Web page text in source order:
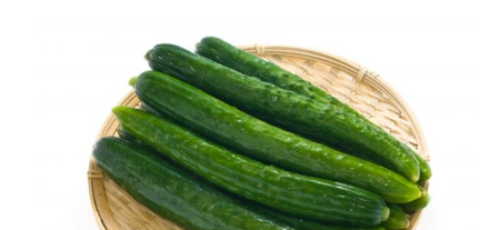
訳あり商品
予約商品
旬の商品
果物
訳あり商品
絞り込み検索
子カテゴリー